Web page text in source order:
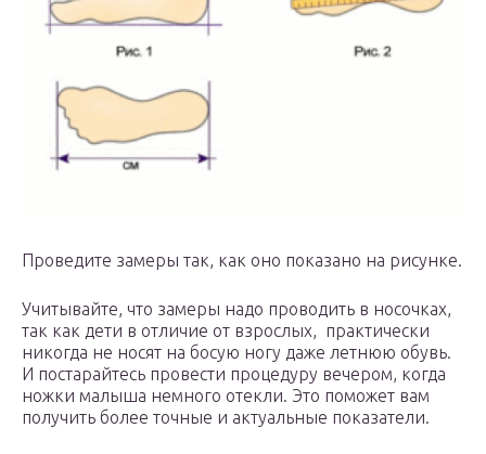
Проведите замеры так, как оно показано на рисунке.
Учитывайте, что замеры надо проводить в носочках,
так как дети в отличие от взрослых, практически
никогда не носят на босую ногу даже летнюю обувь.
И постарайтесь провести процедуру вечером, когда
ножки малыша немного отекли. Это поможет вам
получить более точные и актуальные показатели.